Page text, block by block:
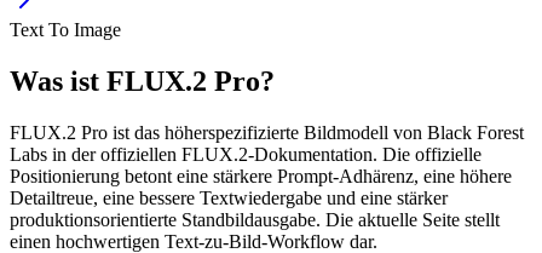
Text To Image
Was ist FLUX.2 Pro?
FLUX.2 Pro ist das höherspezifizierte Bildmodell von Black Forest
Labs in der offiziellen FLUX.2-Dokumentation. Die offizielle
Positionierung betont eine stärkere Prompt-Adhärenz, eine höhere
Detailtreue, eine bessere Textwiedergabe und eine stärker
produktionsorientierte Standbildausgabe. Die aktuelle Seite stellt
einen hochwertigen Text-zu-Bild-Workflow dar.